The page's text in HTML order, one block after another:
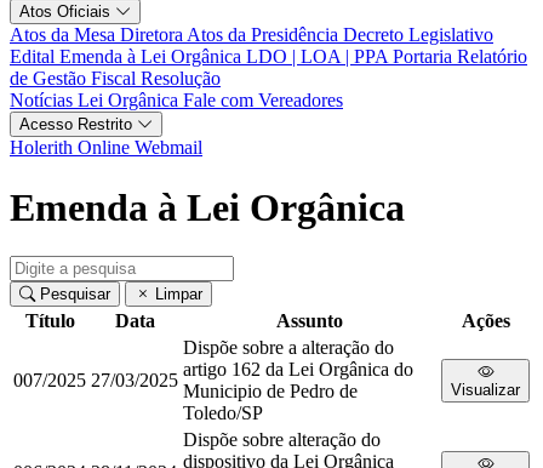
Atos Oficiais
Atos da Mesa Diretora Atos da Presidência Decreto Legislativo
Edital Emenda à Lei Orgânica LDO | LOA | PPA Portaria Relatório
de Gestão Fiscal Resolução
Notícias Lei Orgânica Fale com Vereadores
Acesso Restrito
Holerith Online Webmail
Emenda à Lei Orgânica
Pesquisar Limpar
Título Data Assunto Ações
007/2025 27/03/2025
Dispõe sobre a alteração do
artigo 162 da Lei Orgânica do
Municipio de Pedro de
Toledo/SP
Visualizar
Dispõe sobre alteração do
dispositivo da Lei Orgânica